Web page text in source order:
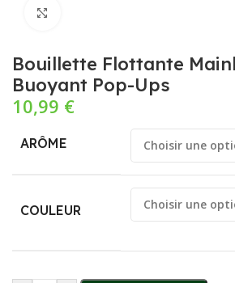
Bouillette Flottante
Buoyant Pop-Ups
10,99 €
ARÔME
COULEUR